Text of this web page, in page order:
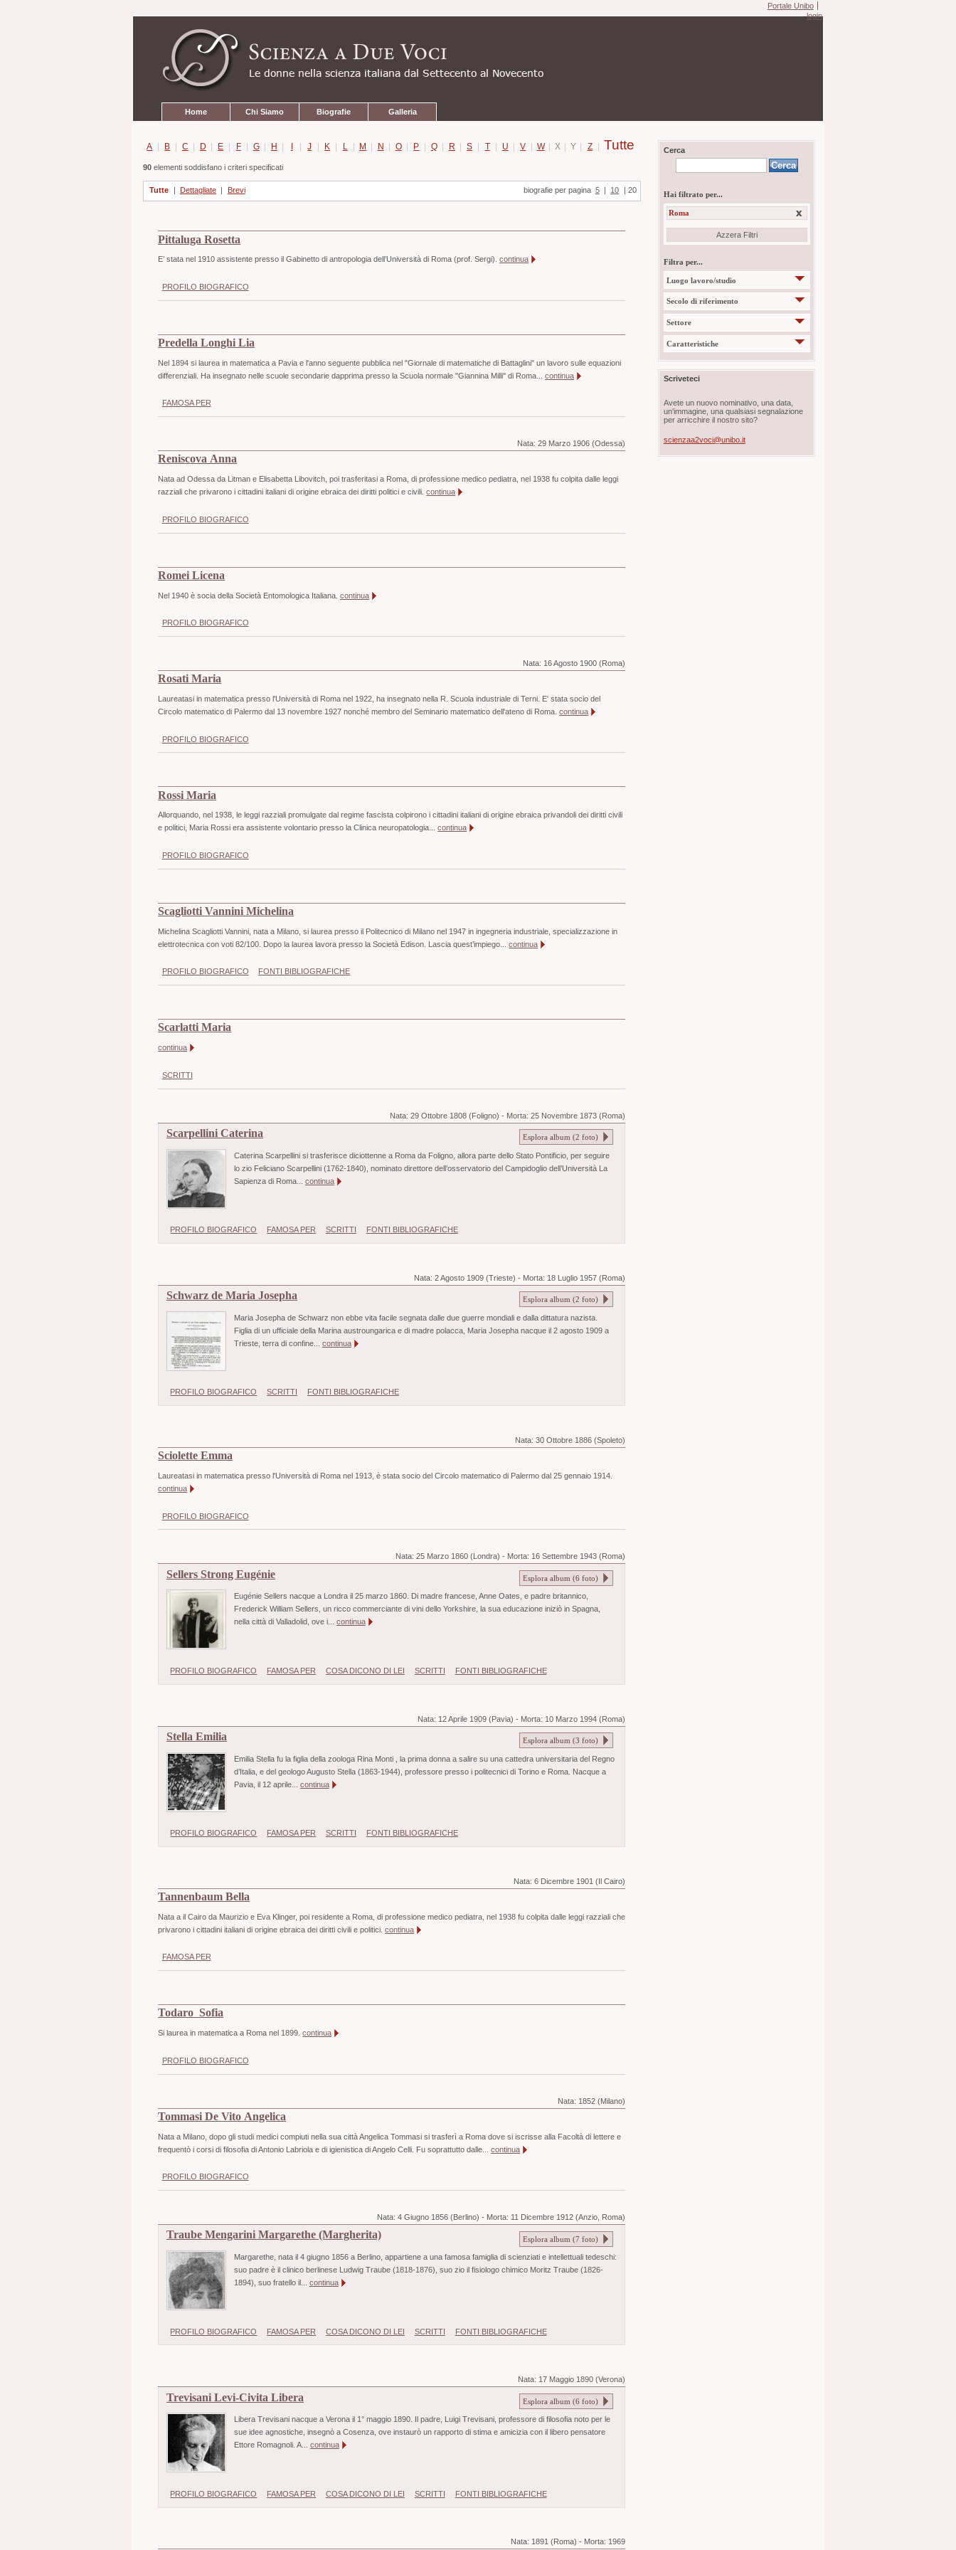
contenuti.
navigazione
Portale Unibo
login
Home Chi Siamo Biografie Galleria
A | B | C | D | E | F | G | H | I | J | K | L | M | N | O | P | Q | R | S | T | U | V | W | X | Y | Z | Tutte
90elementi soddisfano i criteri specificati
Tutte Dettagliate Brevi biografie per pagina 5 10 20
Pittaluga Rosetta
E’ stata nel 1910 assistente presso il Gabinetto di antropologia dell’Università di Roma (prof. Sergi).continua
PROFILO BIOGRAFICO
Predella Longhi Lia
Nel 1894 si laurea in matematica a Pavia e l'anno seguente pubblica nel "Giornale di matematiche di Battaglini" un lavoro sulle equazioni
differenziali. Ha insegnato nelle scuole secondarie dapprima presso la Scuola normale "Giannina Milli" di Roma...continua
FAMOSA PER
Nata:29 Marzo 1906 (Odessa)
Reniscova Anna
Nata ad Odessa da Litman e Elisabetta Libovitch, poi trasferitasi a Roma, di professione medico pediatra, nel 1938 fu colpita dalle leggi
razziali che privarono i cittadini italiani di origine ebraica dei diritti politici e civili.continua
PROFILO BIOGRAFICO
Romei Licena
Nel 1940 è socia della Società Entomologica Italiana.continua
PROFILO BIOGRAFICO
Nata: 16 Agosto 1900 (Roma)
Rosati Maria
Laureatasi in matematica presso l'Università di Roma nel 1922, ha insegnato nella R. Scuola industriale di Terni. E' stata socio del
Circolo matematico di Palermo dal 13 novembre 1927 nonché membro del Seminario matematico dell'ateno di Roma.continua
PROFILO BIOGRAFICO
Rossi Maria
Allorquando, nel 1938, le leggi razziali promulgate dal regime fascista colpirono i cittadini italiani di origine ebraica privandoli dei diritti civili
e politici, Maria Rossi era assistente volontario presso la Clinica neuropatologia...continua
PROFILO BIOGRAFICO
Scagliotti Vannini Michelina
Michelina Scagliotti Vannini, nata a Milano, si laurea presso il Politecnico di Milano nel 1947 in ingegneria industriale, specializzazione in
elettrotecnica con voti 82/100. Dopo la laurea lavora presso la Società Edison. Lascia quest’impiego...continua
PROFILO BIOGRAFICO FONTI BIBLIOGRAFICHE
Scarlatti Maria
continua
SCRITTI
Nata:29 Ottobre 1808 (Foligno) - Morta:25 Novembre 1873 (Roma)
Scarpellini Caterina Esplora album (2 foto)
Caterina Scarpellini si trasferisce diciottenne a Roma da Foligno, allora parte dello Stato Pontificio, per seguire
lo zio Feliciano Scarpellini (1762-1840), nominato direttore dell’osservatorio del Campidoglio dell’Università La
Sapienza di Roma... continua
PROFILO BIOGRAFICO FAMOSA PER SCRITTI FONTI BIBLIOGRAFICHE
Nata:2 Agosto 1909 (Trieste) - Morta: 18 Luglio 1957 (Roma)
Schwarz de Maria Josepha Esplora album (2 foto)
Maria Josepha de Schwarz non ebbe vita facile segnata dalle due guerre mondiali e dalla dittatura nazista.
Figlia di un ufficiale della Marina austroungarica e di madre polacca, Maria Josepha nacque il 2 agosto 1909 a
Trieste, terra di confine... continua
PROFILO BIOGRAFICO SCRITTI FONTI BIBLIOGRAFICHE
Nata:30 Ottobre 1886 (Spoleto)
Sciolette Emma
Laureatasi in matematica presso l'Università di Roma nel 1913, è stata socio del Circolo matematico di Palermo dal 25 gennaio 1914.
continua
PROFILO BIOGRAFICO
Nata:25 Marzo 1860 (Londra) - Morta: 16 Settembre 1943 (Roma)
Sellers Strong Eugénie Esplora album (6 foto)
Eugénie Sellers nacque a Londra il 25 marzo 1860. Di madre francese, Anne Oates, e padre britannico,
Frederick William Sellers, un ricco commerciante di vini dello Yorkshire, la sua educazione iniziò in Spagna,
nella città di Valladolid, ove i... continua
PROFILO BIOGRAFICO FAMOSA PER COSA DICONO DI LEI SCRITTI FONTI BIBLIOGRAFICHE
Nata: 12 Aprile 1909 (Pavia) - Morta: 10 Marzo 1994 (Roma)
Stella Emilia Esplora album (3 foto)
Emilia Stella fu la figlia della zoologa Rina Monti , la prima donna a salire su una cattedra universitaria del Regno
d’Italia, e del geologo Augusto Stella (1863-1944), professore presso i politecnici di Torino e Roma. Nacque a
Pavia, il 12 aprile... continua
PROFILO BIOGRAFICO FAMOSA PER SCRITTI FONTI BIBLIOGRAFICHE
Nata:6 Dicembre 1901 (Il Cairo)
Tannenbaum Bella
Nata a il Cairo da Maurizio e Eva Klinger, poi residente a Roma, di professione medico pediatra, nel 1938 fu colpita dalle leggi razziali che
privarono i cittadini italiani di origine ebraica dei diritti civili e politici.continua
FAMOSA PER
Todaro Sofia
Si laurea in matematica a Roma nel 1899.continua
PROFILO BIOGRAFICO
Nata: 1852 (Milano)
Tommasi De Vito Angelica
Nata a Milano, dopo gli studi medici compiuti nella sua città Angelica Tommasi si trasferì a Roma dove si iscrisse alla Facoltà di lettere e
frequentò i corsi di filosofia di Antonio Labriola e di igienistica di Angelo Celli. Fu soprattutto dalle...continua
PROFILO BIOGRAFICO
Nata:4 Giugno 1856 (Berlino) - Morta: 11 Dicembre 1912 (Anzio, Roma)
Traube Mengarini Margarethe (Margherita) Esplora album (7 foto)
Margarethe, nata il 4 giugno 1856 a Berlino, appartiene a una famosa famiglia di scienziati e intellettuali tedeschi:
suo padre è il clinico berlinese Ludwig Traube (1818-1876), suo zio il fisiologo chimico Moritz Traube (1826-
1894), suo fratello il... continua
PROFILO BIOGRAFICO FAMOSA PER COSA DICONO DI LEI SCRITTI FONTI BIBLIOGRAFICHE
Nata: 17 Maggio 1890 (Verona)
Trevisani Levi-Civita Libera Esplora album (6 foto)
Libera Trevisani nacque a Verona il 1° maggio 1890. Il padre, Luigi Trevisani, professore di filosofia noto per le
sue idee agnostiche, insegnò a Cosenza, ove instaurò un rapporto di stima e amicizia con il libero pensatore
Ettore Romagnoli. A... continua
PROFILO BIOGRAFICO FAMOSA PER COSA DICONO DI LEI SCRITTI FONTI BIBLIOGRAFICHE
Nata: 1891 (Roma) - Morta: 1969
Cerca
Hai filtrato per...
Roma
Azzera Filtri
Filtra per...
Luogo lavoro/studio
Secolo di riferimento
Settore
Caratteristiche
Scriveteci
Avete un nuovo nominativo, una data,
un'immagine, una qualsiasi segnalazione
per arricchire il nostro sito?
scienzaa2voci@unibo.it